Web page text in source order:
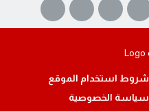
شروط استخدام الموقع
سياسة الخصوصية